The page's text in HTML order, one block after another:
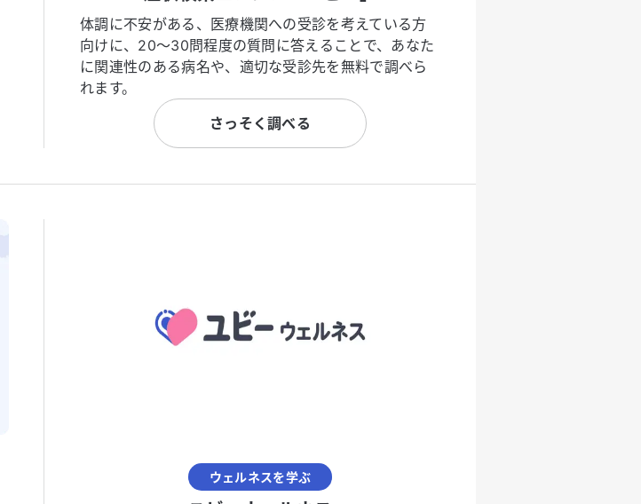
体調に不安がある、医療機関への受診を考えている方
向けに、20〜30問程度の質問に答えることで、あなた
に関連性のある病名や、適切な受診先を無料で調べら
れます。
さっそく調べる
ウェルネスを学ぶ